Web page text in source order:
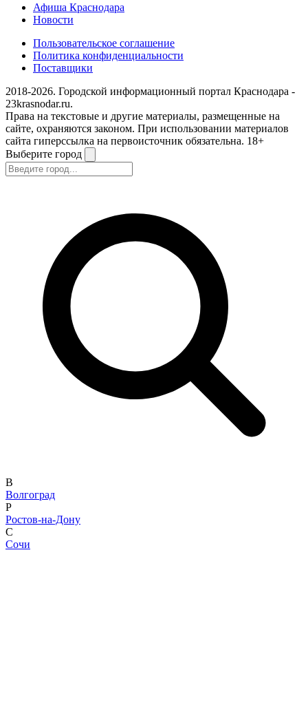
Афиша Краснодара
Новости
Пользовательское соглашение
Политика конфиденциальности
Поставщики
2018-2026. Городской информационный портал Краснодара -
23krasnodar.ru.
Права на текстовые и другие материалы, размещенные на
сайте, охраняются законом. При использовании материалов
сайта гиперссылка на первоисточник обязательна. 18+
Выберите город
В
Волгоград
Р
Ростов-на-Дону
С
Сочи